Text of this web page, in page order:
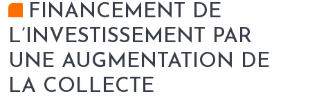
FINANCEMENT DE
L’INVESTISSEMENT PAR
UNE AUGMENTATION DE
LA COLLECTE